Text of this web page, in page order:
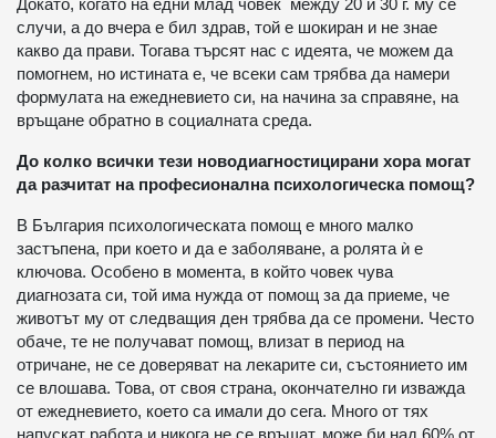
Докато, когато на едни млад човек между 20 и 30 г. му се
случи, а до вчера е бил здрав, той е шокиран и не знае
какво да прави. Тогава търсят нас с идеята, че можем да
помогнем, но истината е, че всеки сам трябва да намери
формулата на ежедневието си, на начина за справяне, на
връщане обратно в социалната среда.
До колко всички тези новодиагностицирани хора могат
да разчитат на професионална психологическа помощ?
В България психологическата помощ е много малко
застъпена, при което и да е заболяване, а ролята ѝ е
ключова. Особено в момента, в който човек чува
диагнозата си, той има нужда от помощ за да приеме, че
животът му от следващия ден трябва да се промени. Често
обаче, те не получават помощ, влизат в период на
отричане, не се доверяват на лекарите си, състоянието им
се влошава. Това, от своя страна, окончателно ги изважда
от ежедневието, което са имали до сега. Много от тях